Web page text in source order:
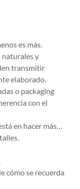
es más.
naturales y
transmitir
elaborado.
o packaging
con el
en hacer más…
cómo se recuerda